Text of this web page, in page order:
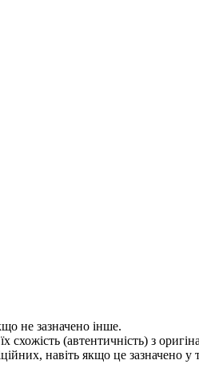
не зазначено інше.
схожість (автентичність) з
навіть якщо це зазначено у